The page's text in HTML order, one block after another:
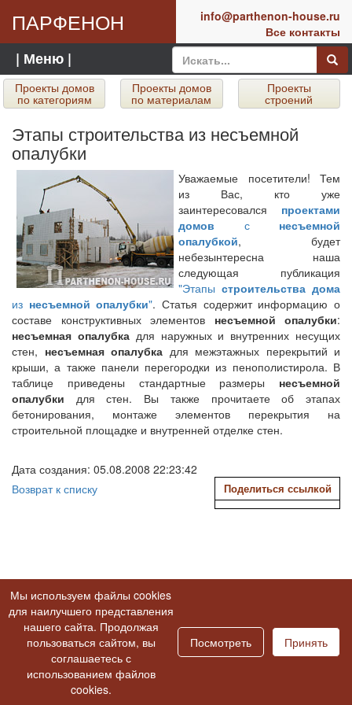
ПАРФЕНОН
info@parthenon-house.ru
Все контакты
| Меню |
Расширенный поиск проектов
Проекты домов
по категориям
Проекты домов
по материалам
Проекты
строений
Этапы строительства из несъемной
опалубки
Уважаемые посетители! Тем
из Вас, кто уже
заинтересовался проектами
домов с несъемной
опалубкой, будет
небезынтересна наша
следующая публикация
"Этапы строительства дома
из несъемной опалубки". Статья содержит информацию о
составе конструктивных элементов несъемной опалубки:
несъемная опалубкадля наружных и внутренних несущих
стен, несъемная опалубка для межэтажных перекрытий и
крыши, а также панели перегородки из пенополистирола. В
таблице приведены стандартные размеры несъемной
опалубки для стен. Вы также прочитаете об этапах
бетонирования, монтаже элементов перекрытия на
строительной площадке и внутренней отделке стен.
Дата создания: 05.08.2008 22:23:42
Возврат к списку
Поделиться ссылкой
Мы используем файлы cookies
для наилучшего представления
нашего сайта. Продолжая
пользоваться сайтом, вы
соглашаетесь с
использованием файлов
cookies.
Посмотреть Принять